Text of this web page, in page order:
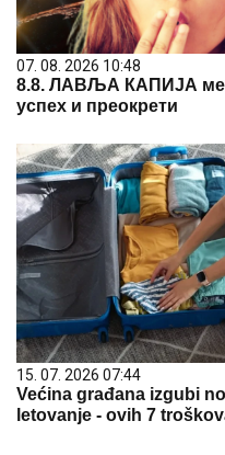
07. 08. 2026 10:48
8.8. ЛАВЉА КАПИЈА
успех и преокрети
15. 07. 2026 07:44
Većina građana izgubi
letovanje - ovih 7